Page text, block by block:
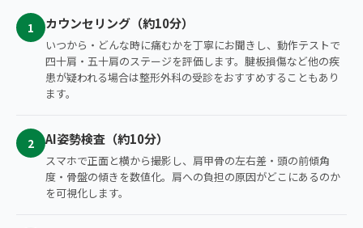
1 カウンセリング（約10分）
いつから・どんな時に痛むかを丁寧にお聞きし、動作テストで
四十肩・五十肩のステージを評価します。腱板損傷など他の疾
患が疑われる場合は整形外科の受診をおすすめすることもあり
ます。
2 AI姿勢検査（約10分）
スマホで正面と横から撮影し、肩甲骨の左右差・頭の前傾角
度・骨盤の傾きを数値化。肩への負担の原因がどこにあるのか
を可視化します。